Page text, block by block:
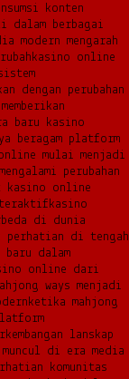
konten
dalam berbagai
modern mengarah
kasino online
dengan perubahan
baru kasino
beragam platform
mulai menjadi
perubahan
kasino online
kasino
di dunia
perhatian di tengah
dalam
online dari
ways menjadi
ketika mahjong
lanskap
di era media
komunitas